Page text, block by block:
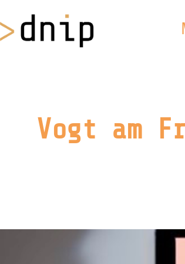
Vogt am